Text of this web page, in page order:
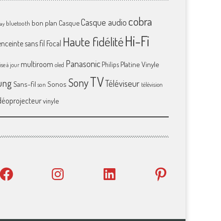
bluetooth bon plan CasqueCasque audio cobra
sans fil Focal Haute fidélitéHi-Fi
à jour multiroom oled Panasonic Philips Platine Vinyle
Sans-fil son Sonos SonyTVTéléviseur télévision
vinyle
Instagram LinkedIn Pinterest